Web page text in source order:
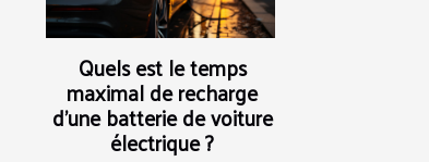
Quels est le temps
maximal de recharge
d’une batterie de voiture
électrique ?